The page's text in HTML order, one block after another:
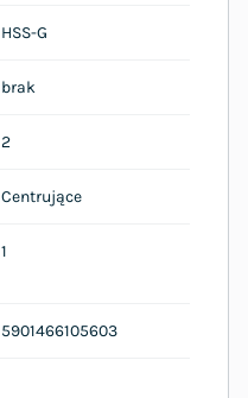
HSS-G
brak
2
Centrujące
1
5901466105603